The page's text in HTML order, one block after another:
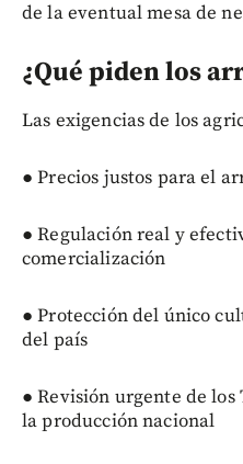
de la eventual mesa de
¿Qué piden los
Las exigencias de los
● Precios justos para el
● Regulación real y
comercialización
● Protección del único
del país
● Revisión urgente de
la producción nacional